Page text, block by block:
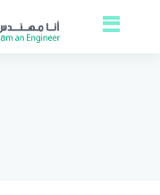
Open and close